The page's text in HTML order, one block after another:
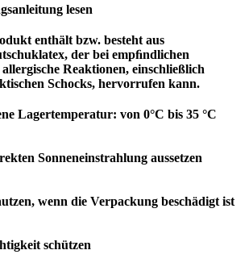
lesen
enthält bzw. besteht aus
der bei empﬁndlichen
allergische Reaktionen, einschließlich
Schocks, hervorrufen kann.
Lagertemperatur: von 0°C bis 35 °C
Sonneneinstrahlung aussetzen
wenn die Verpackung beschädigt ist
schützen